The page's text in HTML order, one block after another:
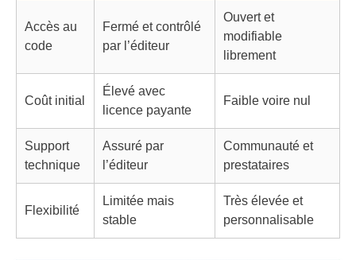
Accès au
code
Fermé et contrôlé
par l’éditeur
Ouvert et
modifiable
librement
Coût initial
Élevé avec
licence payante
Faible voire nul
Support
technique
Assuré par
l’éditeur
Communauté et
prestataires
Flexibilité
Limitée mais
stable
Très élevée et
personnalisable